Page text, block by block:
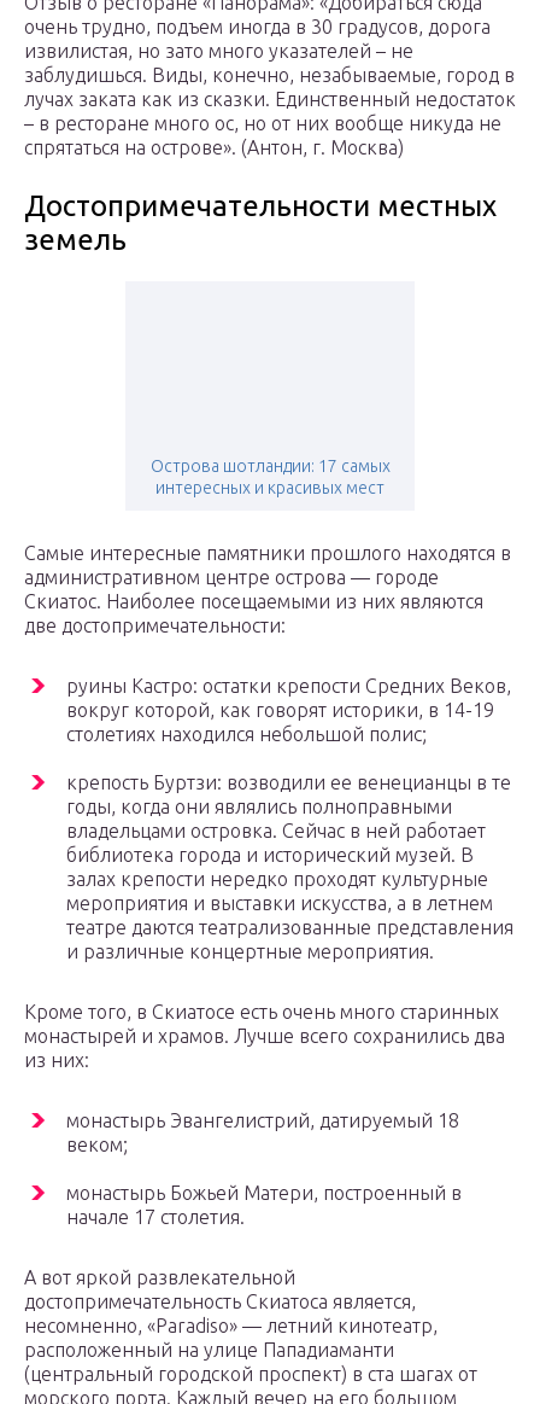
очень трудно, подъем иногда в 30 градусов, дорога
извилистая, но зато много указателей – не
заблудишься. Виды, конечно, незабываемые, город в
лучах заката как из сказки. Единственный недостаток
– в ресторане много ос, но от них вообще никуда не
спрятаться на острове». (Антон, г. Москва)
Достопримечательности местных
земель
Острова шотландии: 17 самых
интересных и красивых мест
Самые интересные памятники прошлого находятся в
административном центре острова — городе
Скиатос. Наиболее посещаемыми из них являются
две достопримечательности:
руины Кастро: остатки крепости Средних Веков,
вокруг которой, как говорят историки, в 14-19
столетиях находился небольшой полис;
крепость Буртзи: возводили ее венецианцы в те
годы, когда они являлись полноправными
владельцами островка. Сейчас в ней работает
библиотека города и исторический музей. В
залах крепости нередко проходят культурные
мероприятия и выставки искусства, а в летнем
театре даются театрализованные представления
и различные концертные мероприятия.
Кроме того, в Скиатосе есть очень много старинных
монастырей и храмов. Лучше всего сохранились два
из них:
монастырь Эвангелистрий, датируемый 18
веком;
монастырь Божьей Матери, построенный в
начале 17 столетия.
А вот яркой развлекательной
достопримечательность Скиатоса является,
несомненно, «Paradiso» — летний кинотеатр,
расположенный на улице Пападиаманти
(центральный городской проспект) в ста шагах от
морского порта. Каждый вечер на его большом